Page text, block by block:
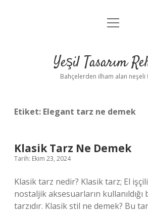
Anasayfa
Yasal Uyarı
menüyü
Yeşil Tasarım
Bahçelerden ilham alan neşeli
Etiket: Elegant tarz ne demek
Klasik Tarz Ne Demek
Tarih: Ekim 23, 2024
Klasik tarz nedir? Klasik tarz; El
nostaljik aksesuarların
tarzıdır. Klasik stil ne demek? Bu